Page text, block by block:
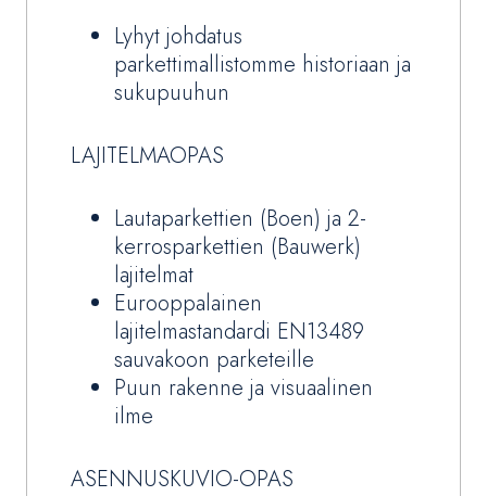
Lyhyt johdatus
parkettimallistomme historiaan ja
sukupuuhun
LAJITELMAOPAS
Lautaparkettien (Boen) ja 2-
kerrosparkettien (Bauwerk)
lajitelmat
Eurooppalainen
lajitelmastandardi EN13489
sauvakoon parketeille
Puun rakenne ja visuaalinen
ilme
ASENNUSKUVIO-OPAS